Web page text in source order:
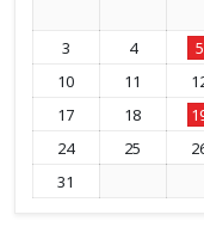
3
4 5
10
11
17
18
24
25
31